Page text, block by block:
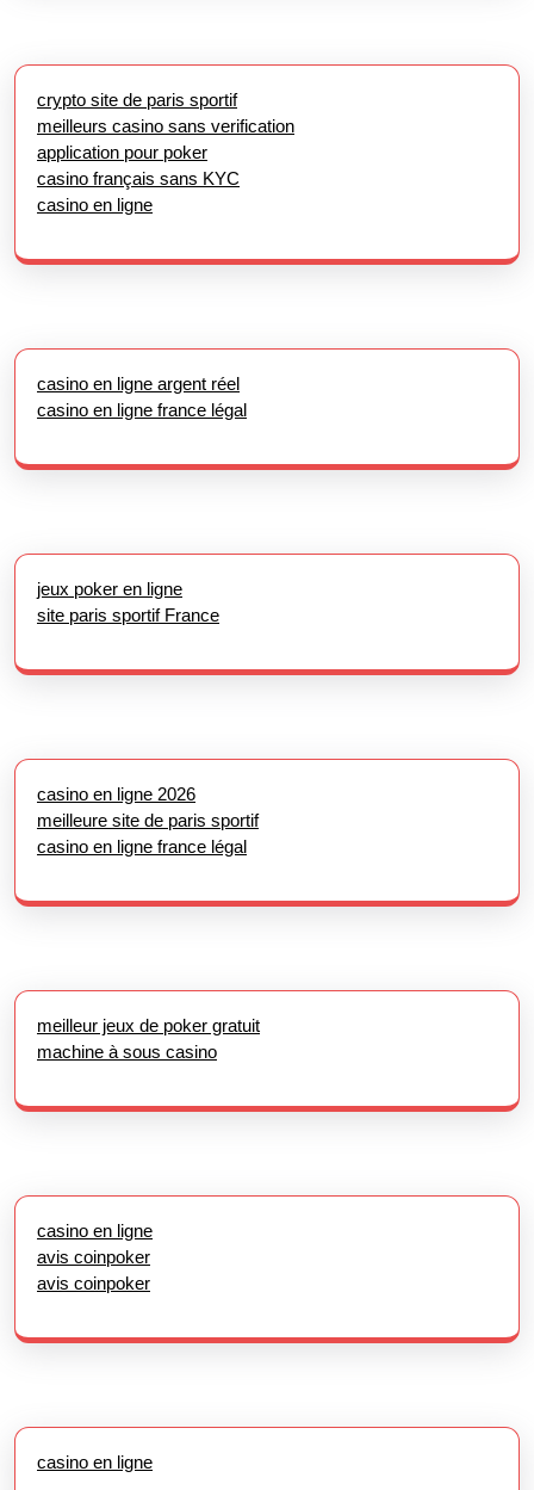
crypto site de paris sportif
meilleurs casino sans verification
application pour poker
casino français sans KYC
casino en ligne
casino en ligne argent réel
casino en ligne france légal
jeux poker en ligne
site paris sportif France
casino en ligne 2026
meilleure site de paris sportif
casino en ligne france légal
meilleur jeux de poker gratuit
machine à sous casino
casino en ligne
avis coinpoker
avis coinpoker
casino en ligne